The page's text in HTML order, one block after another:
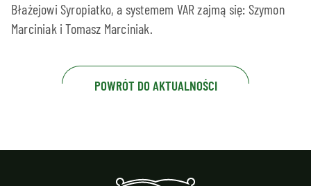
Błażejowi Syropiatko, a systemem VAR zajmą się: Szymon
Marciniak i Tomasz Marciniak.
POWRÓT DO AKTUALNOŚCI